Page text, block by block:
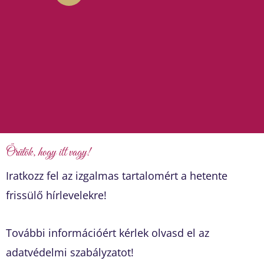
Örülök, hogy itt vagy!
Iratkozz fel az izgalmas tartalomért a hetente
frissülő hírlevelekre!
További információért kérlek olvasd el az
adatvédelmi szabályzatot!